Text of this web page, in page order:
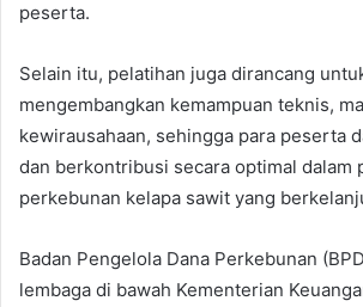
peserta.
Selain itu, pelatihan juga dirancang
mengembangkan kemampuan teknis,
kewirausahaan, sehingga para peserta
dan berkontribusi secara optimal dalam
perkebunan kelapa sawit yang
Badan Pengelola Dana Perkebunan
lembaga di bawah Kementerian